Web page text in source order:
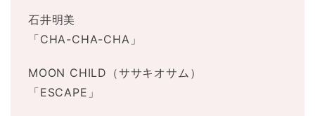
石井明美
「CHA-CHA-CHA」
MOON CHILD（ササキオサム）
「ESCAPE」